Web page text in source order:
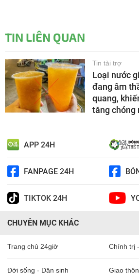
TIN LIÊN QUAN
Tin tài trợ
Loại nước
đang âm
quang,
tăng chóng
APP 24H
FANPAGE 24H
TIKTOK 24H
CHUYÊN MỤC KHÁC
Trang chủ 24giờ Chính trị
Đời sống - Dân sinh Giao